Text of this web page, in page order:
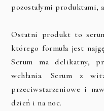
pozostałymi produktami,
Ostatni produkt to
którego formuła jest
Serum ma delikatny,
wchłania. Serum z
przeciwstarzeniowe i
dzień i na noc.